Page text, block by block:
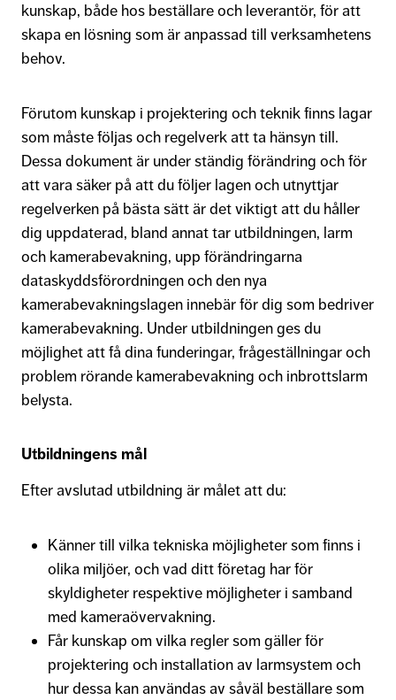
kunskap, både hos beställare och leverantör, för att
skapa en lösning som är anpassad till verksamhetens
behov.
Förutom kunskap i projektering och teknik finns lagar
som måste följas och regelverk att ta hänsyn till.
Dessa dokument är under ständig förändring och för
att vara säker på att du följer lagen och utnyttjar
regelverken på bästa sätt är det viktigt att du håller
dig uppdaterad, bland annat tar utbildningen, larm
och kamerabevakning, upp förändringarna
dataskyddsförordningen och den nya
kamerabevakningslagen innebär för dig som bedriver
kamerabevakning. Under utbildningen ges du
möjlighet att få dina funderingar, frågeställningar och
problem rörande kamerabevakning och inbrottslarm
belysta.
Utbildningens mål
Efter avslutad utbildning är målet att du:
Känner till vilka tekniska möjligheter som finns i
olika miljöer, och vad ditt företag har för
skyldigheter respektive möjligheter i samband
med kameraövervakning.
Får kunskap om vilka regler som gäller för
projektering och installation av larmsystem och
hur dessa kan användas av såväl beställare som